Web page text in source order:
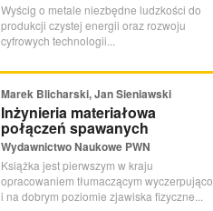
Wyścig o metale niezbędne ludzkości do
produkcji czystej energii oraz rozwoju
cyfrowych technologii...
Marek Blicharski, Jan Sieniawski
Inżynieria materiałowa
połączeń spawanych
Wydawnictwo Naukowe PWN
Książka jest pierwszym w kraju
opracowaniem tłumaczącym wyczerpująco
i na dobrym poziomie zjawiska fizyczne...